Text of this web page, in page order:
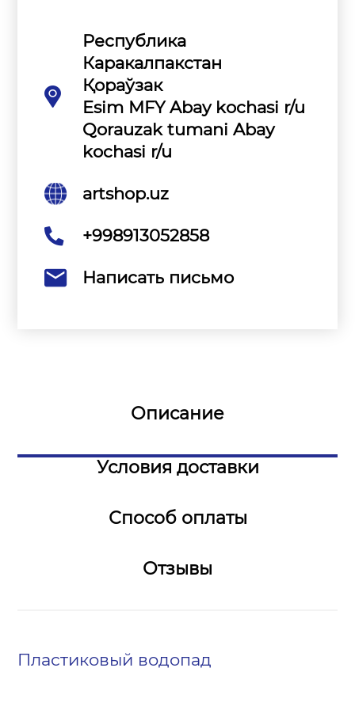
Республика
Каракалпакстан
Қораўзак
Esim MFY Abay kochasi r/u
Qorauzak tumani Abay
kochasi r/u
artshop.uz
+998913052858
Написать письмо
Описание
Условия доставки
Способ оплаты
Отзывы
Пластиковый водопад